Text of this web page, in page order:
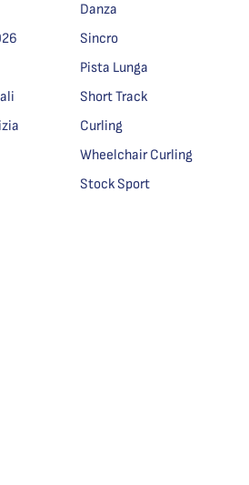
Danza
Sincro
Pista Lunga
Short Track
Curling
Wheelchair Curling
Stock Sport